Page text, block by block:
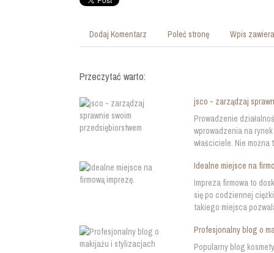
Dodaj Komentarz Poleć stronę Wpis
Przeczytać warto:
jsco - zarządzaj
Prowadzenie
wprowadzenia na
właściciele. Nie
Idealne miejsce na
Impreza firmowa to
się po codziennej
takiego miejsca
Profesjonalny blog o
Popularny blog